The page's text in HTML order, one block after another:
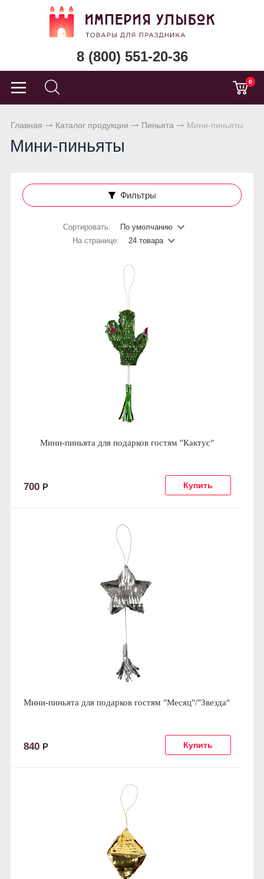
8 (800) 551-20-36
0
Главная Каталог продукции Пиньята Мини-пиньяты
Мини-пиньяты
Фильтры
Сортировать:
По умолчанию
На странице:
24 товара
Мини-пиньята для подарков гостям "Кактус"
700 Р
Мини-пиньята для подарков гостям "Месяц"/"Звезда"
840 Р